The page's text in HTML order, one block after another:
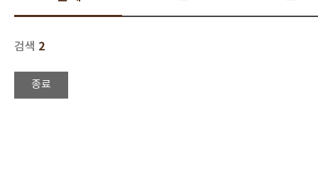
검색 2
종료